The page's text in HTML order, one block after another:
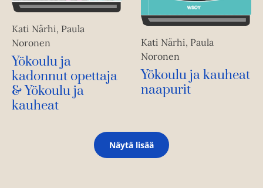
Kati Närhi, Paula
Noronen
Yökoulu ja
kadonnut opettaja
& Yökoulu ja
kauheat
Kati Närhi, Paula
Noronen
Yökoulu ja kauheat
naapurit
Näytä lisää